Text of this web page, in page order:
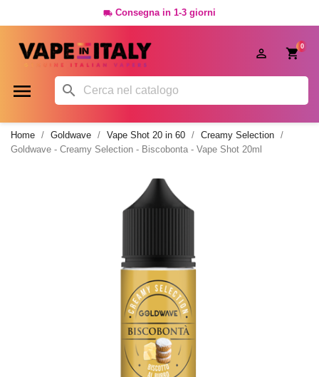
 Consegna in 1-3 giorni
0

 
Home Goldwave Vape Shot 20 in 60
Creamy Selection
Goldwave - Creamy Selection - Biscobonta - Vape Shot 20ml